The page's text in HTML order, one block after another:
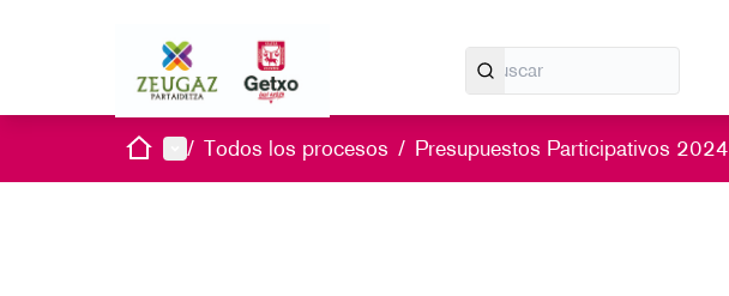
InicioMenú principal
/ Todos los procesos / Presupuestos Participativos 2024